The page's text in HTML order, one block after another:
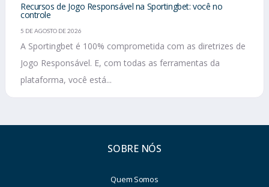
Recursos de Jogo Responsável na Sportingbet: você no
controle
5 DE AGOSTO DE 2026
A Sportingbet é 100% comprometida com as diretrizes de
Jogo Responsável. E, com todas as ferramentas da
plataforma, você está...
SOBRE NÓS
Quem Somos